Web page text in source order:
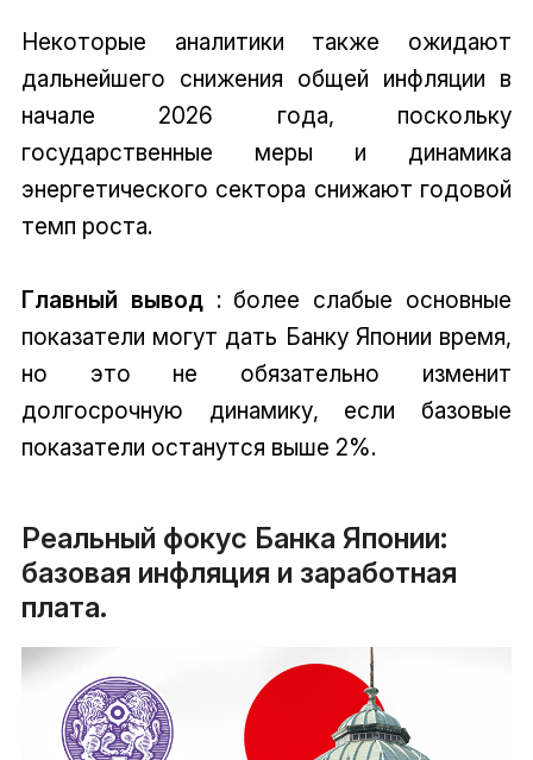
Некоторые аналитики также ожидают
дальнейшего снижения общей инфляции в
начале 2026 года, поскольку
государственные меры и динамика
энергетического сектора снижают годовой
темп роста.
Главный вывод: более слабые основные
показатели могут дать Банку Японии время,
но это не обязательно изменит
долгосрочную динамику, если базовые
показатели останутся выше 2%.
Реальный фокус Банка Японии:
базовая инфляция и заработная
плата.